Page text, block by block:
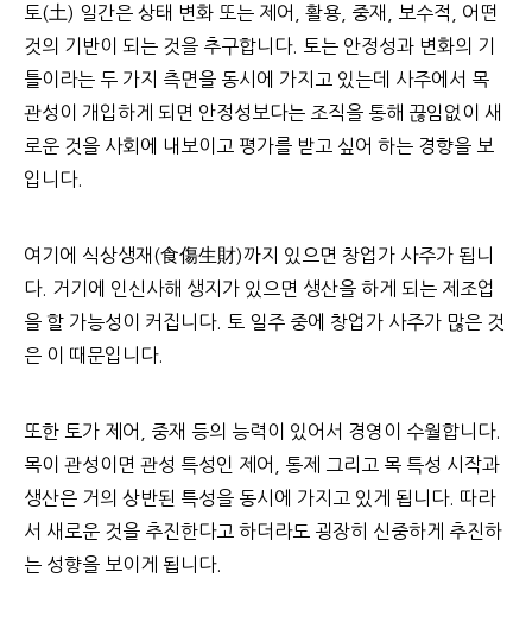
토(土) 일간은 상태 변화 또는 제어, 활용, 중재, 보수적, 어떤
것의 기반이 되는 것을 추구합니다. 토는 안정성과 변화의 기
틀이라는 두 가지 측면을 동시에 가지고 있는데 사주에서 목
관성이 개입하게 되면 안정성보다는 조직을 통해 끊임없이 새
로운 것을 사회에 내보이고 평가를 받고 싶어 하는 경향을 보
입니다.
여기에 식상생재(食傷生財)까지 있으면 창업가 사주가 됩니
다. 거기에 인신사해 생지가 있으면 생산을 하게 되는 제조업
을 할 가능성이 커집니다. 토 일주 중에 창업가 사주가 많은 것
은 이 때문입니다.
또한 토가 제어, 중재 등의 능력이 있어서 경영이 수월합니다.
목이 관성이면 관성 특성인 제어, 통제 그리고 목 특성 시작과
생산은 거의 상반된 특성을 동시에 가지고 있게 됩니다. 따라
서 새로운 것을 추진한다고 하더라도 굉장히 신중하게 추진하
는 성향을 보이게 됩니다.